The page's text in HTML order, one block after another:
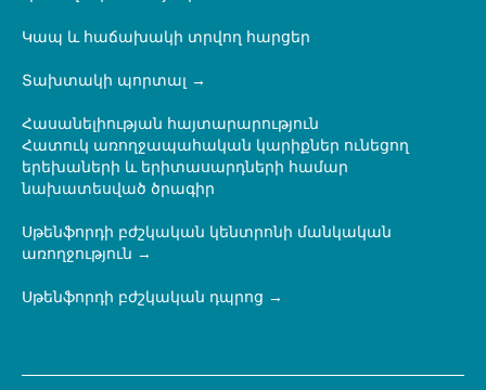
Կապ և հաճախակի տրվող հարցեր
Տախտակի պորտալ
Հասանելիության հայտարարություն
Հատուկ առողջապահական կարիքներ ունեցող
երեխաների և երիտասարդների համար
նախատեսված ծրագիր
Սթենֆորդի բժշկական կենտրոնի մանկական
առողջություն
Սթենֆորդի բժշկական դպրոց